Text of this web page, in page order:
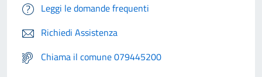
Leggi le domande frequenti
Richiedi Assistenza
Chiama il comune 079445200